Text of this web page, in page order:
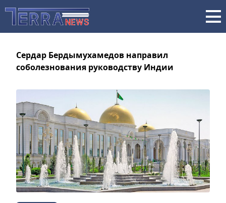
Сердар Бердымухамедов направил
соболезнования руководству Индии